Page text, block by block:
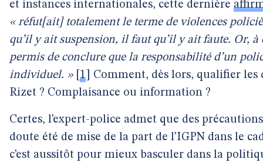
et instances internationales, cette dernière
« réfut[ait] totalement le terme de violences
qu’il y ait suspension, il faut qu’il y ait faute. Or, à
permis de conclure que la responsabilité d’un
individuel. »[ 1
Comment, dès lors, qualifier
Rizet ? Complaisance ou information ?
Certes, l’expert-police admet que des
doute été de mise de la part de l’IGPN dans le
c’est aussitôt pour mieux basculer dans la